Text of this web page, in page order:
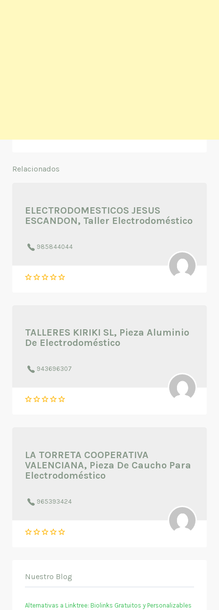
Relacionados
ELECTRODOMESTICOS JESUS
ESCANDON, Taller Electrodoméstico
985844044
TALLERES KIRIKI SL, Pieza Aluminio
De Electrodoméstico
943696307
LA TORRETA COOPERATIVA
VALENCIANA, Pieza De Caucho Para
Electrodoméstico
965393424
Nuestro Blog
Alternativas a Linktree: Biolinks Gratuitos y Personalizables